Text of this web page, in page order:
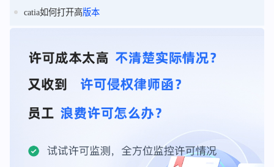
catia如何打开高版本